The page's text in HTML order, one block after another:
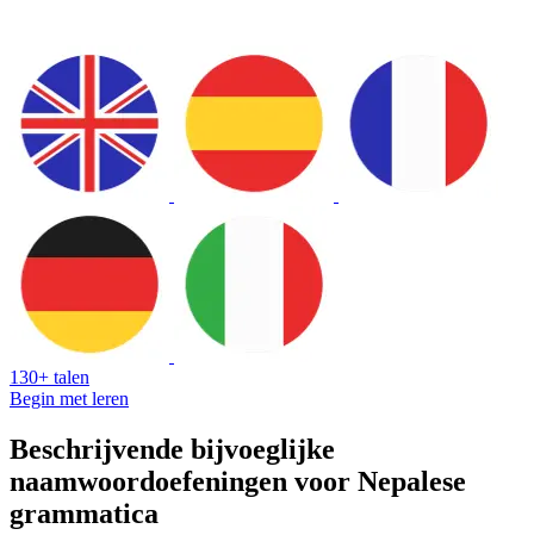
130+ talen
Begin met leren
Beschrijvende bijvoeglijke
naamwoordoefeningen voor Nepalese
grammatica